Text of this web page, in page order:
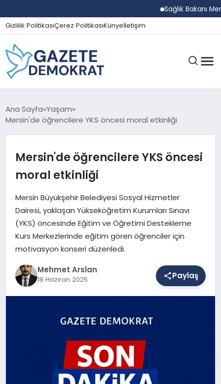
Sağlık Bakanı
Gizlilik PolitikasıÇerez PolitikasıKünyeİletişim
GÜNDEM
SPOR
MAGAZIN
SAĞLIK
Ana Sayfa Yaşam
Mersin'de öğrencilere YKS öncesi moral etkinliği
Mersin'de öğrencilere YKS öncesi
moral etkinliği
Mersin Büyükşehir Belediyesi Sosyal Hizmetler
Dairesi, yaklaşan Yükseköğretim Kurumları Sınavı
(YKS) öncesinde Eğitim ve Öğretimi Destekleme
Kurs Merkezlerinde eğitim gören öğrenciler için
motivasyon konseri düzenledi.
Mehmet Arslan
18 Haziran 2025 Paylaş